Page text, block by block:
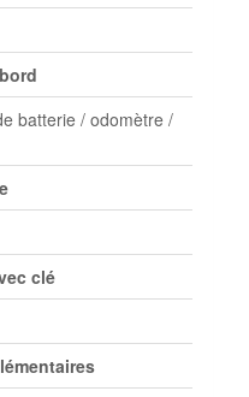
batterie / odomètre /
clé